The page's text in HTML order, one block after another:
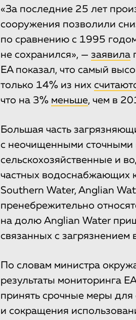
«За последние 25 лет
сооружения позволили
по сравнению с 1995
не сохранился», — заявила
EA показал, что самый
только 14% из них
что на 3% меньше, чем в
Большая часть
с неочищенными
сельскохозяйственные и
частных водоснабжающих
Southern Water, Anglian
пренебрежительно
на долю Anglian Water
связанных с загрязнением
По словам министра
результаты мониторинга
принять срочные меры
и сокращения